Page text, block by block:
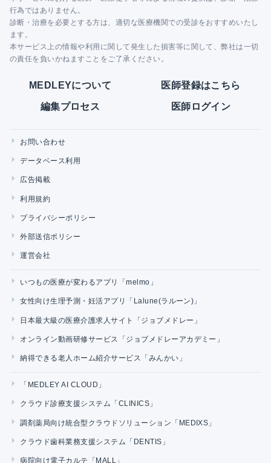
行為ではありません。
診断・治療を必要とする方は、適切な医療機関での受診をおすすめいたし
ます。
本サービス上の情報や利用に関して発生した損害等に関して、弊社は一切
の責任を負いかねますことをご了承ください。
MEDLEYについて 医師登録はこちら
編集プロセス 医師ログイン
お問い合わせ
データベース利用
広告掲載
利用規約
プライバシーポリシー
外部送信ポリシー
運営会社
いつもの医療が変わるアプリ「melmo」
女性向け生理予測・妊活アプリ「Lalune(ラルーン)」
日本最大級の医療介護求人サイト「ジョブメドレー」
オンライン動画研修サービス「ジョブメドレーアカデミー」
納得できる老人ホーム紹介サービス「みんかい」
「MEDLEY AI CLOUD」
クラウド診療支援システム「CLINICS」
調剤薬局向け統合型クラウドソリューション「MEDIXS」
クラウド歯科業務支援システム「DENTIS」
病院向け電子カルテ「MALL」